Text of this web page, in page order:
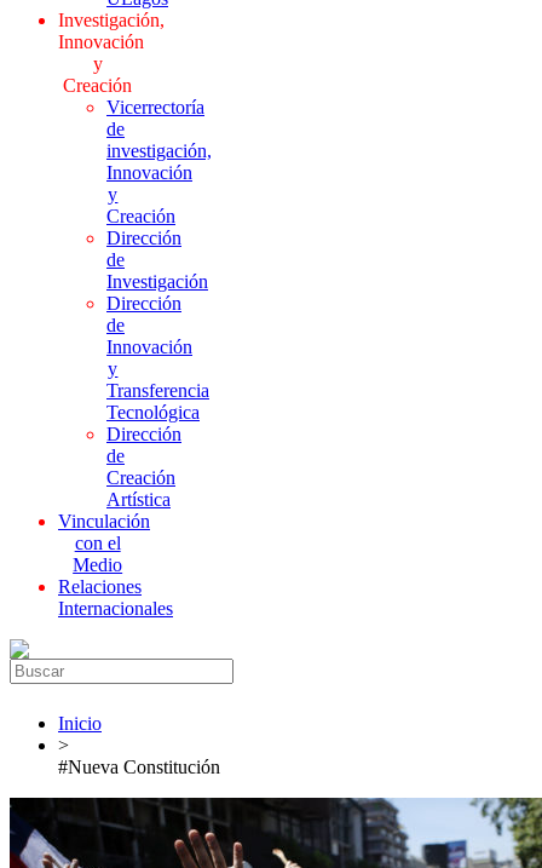
Investigación,
Innovación
y
Creación
Vicerrectoría
de
investigación,
Innovación
y
Creación
Dirección
de
Investigación
Dirección
de
Innovación
y
Transferencia
Tecnológica
Dirección
de
Creación
Artística
Vinculación
con el
Medio
Relaciones
Internacionales
Inicio
>
#Nueva Constitución